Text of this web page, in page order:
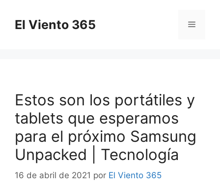
contenido
El Viento 365 Menú
Estos son los portátiles y
tablets que esperamos
para el próximo Samsung
Unpacked | Tecnología
16 de abril de 2021 por El Viento 365